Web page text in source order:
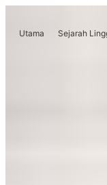
Utama Sejarah